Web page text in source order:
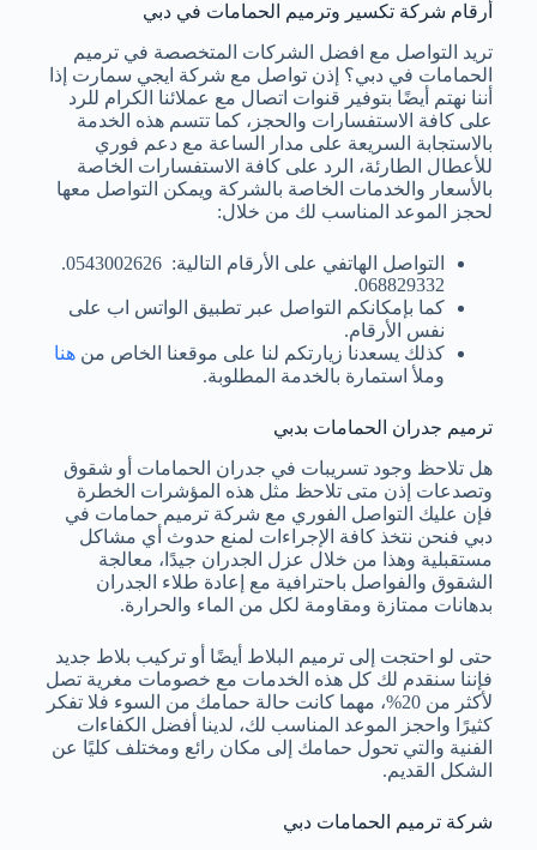
أرقام شركة تكسير وترميم الحمامات في دبي
تريد التواصل مع افضل الشركات المتخصصة في ترميم
الحمامات في دبي؟ إذن تواصل مع شركة ايجي سمارت إذا
أننا نهتم أيضًا بتوفير قنوات اتصال مع عملائنا الكرام للرد
على كافة الاستفسارات والحجز، كما تتسم هذه الخدمة
بالاستجابة السريعة على مدار الساعة مع دعم فوري
للأعطال الطارئة، الرد على كافة الاستفسارات الخاصة
بالأسعار والخدمات الخاصة بالشركة ويمكن التواصل معها
لحجز الموعد المناسب لك من خلال:
التواصل الهاتفي على الأرقام التالية: 0543002626.
068829332.
كما بإمكانكم التواصل عبر تطبيق الواتس اب على
نفس الأرقام.
كذلك يسعدنا زيارتكم لنا على موقعنا الخاص من هنا
وملأ استمارة بالخدمة المطلوبة.
ترميم جدران الحمامات بدبي
هل تلاحظ وجود تسريبات في جدران الحمامات أو شقوق
وتصدعات إذن متى تلاحظ مثل هذه المؤشرات الخطرة
فإن عليك التواصل الفوري مع شركة ترميم حمامات في
دبي فنحن نتخذ كافة الإجراءات لمنع حدوث أي مشاكل
مستقبلية وهذا من خلال عزل الجدران جيدًا، معالجة
الشقوق والفواصل باحترافية مع إعادة طلاء الجدران
بدهانات ممتازة ومقاومة لكل من الماء والحرارة.
حتى لو احتجت إلى ترميم البلاط أيضًا أو تركيب بلاط جديد
فإننا سنقدم لك كل هذه الخدمات مع خصومات مغرية تصل
لأكثر من 20%، مهما كانت حالة حمامك من السوء فلا تفكر
كثيرًا واحجز الموعد المناسب لك، لدينا أفضل الكفاءات
الفنية والتي تحول حمامك إلى مكان رائع ومختلف كليًا عن
الشكل القديم.
شركة ترميم الحمامات دبي